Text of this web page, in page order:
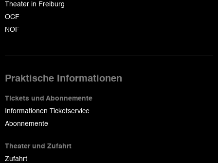
Theater in Freiburg
OCF
NOF
Praktische Informationen
Tickets und Abonnemente
Informationen Ticketservice
Abonnemente
Theater und Zufahrt
Zufahrt